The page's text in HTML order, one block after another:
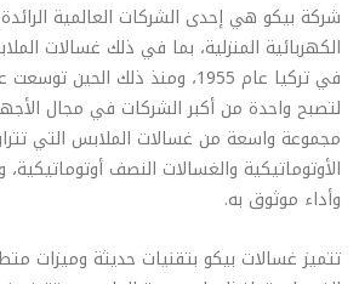
شركة بيكو هي إحدى الشركات العالمية
الكهربائية المنزلية، بما في ذلك غسالات
في تركيا عام 1955، ومنذ ذلك
لتصبح واحدة من أكبر الشركات في مجال
مجموعة واسعة من غسالات الملابس التي
الأوتوماتيكية والغسالات النصف أوتوماتيكية،
وأداء موثوق به.
تتميز غسالات بيكو بتقنيات حديثة وميزات